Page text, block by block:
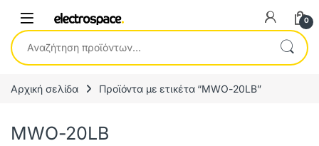
0
Αναζήτηση για:
Αρχική σελίδα Προϊόντα με ετικέτα “MWO-20LB”
MWO-20LB